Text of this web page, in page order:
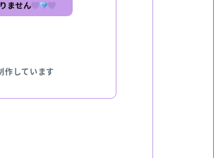
作しています